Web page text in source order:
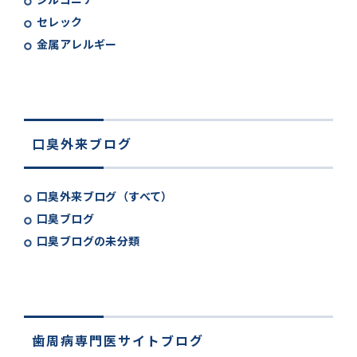
セレック
金属アレルギー
口臭外来ブログ
口臭外来ブログ（すべて）
口臭ブログ
口臭ブログの未分類
歯周病専門医サイトブログ